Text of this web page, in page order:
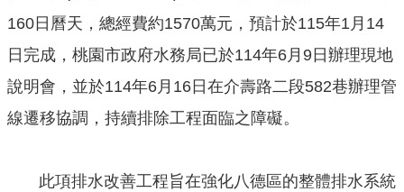
下
水
回
160日曆天，總經費約1570萬元，預計於115年1月14
日完成，桃園市政府水務局已於114年6月9日辦理現地
說明會，並於114年6月16日在介壽路二段582巷辦理管
線遷移協調，持續排除工程面臨之障礙。
此項排水改善工程旨在強化八德區的整體排水系統